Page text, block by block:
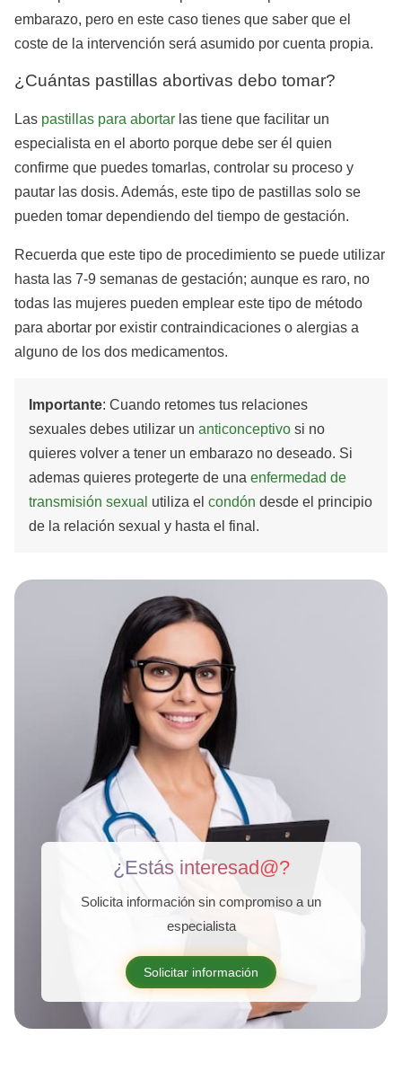
embarazo, pero en este caso tienes que saber que el
coste de la intervención será asumido por cuenta propia.
¿Cuántas pastillas abortivas debo tomar?
Las pastillas para abortar las tiene que facilitar un
especialista en el aborto porque debe ser él quien
confirme que puedes tomarlas, controlar su proceso y
pautar las dosis. Además, este tipo de pastillas solo se
pueden tomar dependiendo del tiempo de gestación.
Recuerda que este tipo de procedimiento se puede utilizar
hasta las 7-9 semanas de gestación; aunque es raro, no
todas las mujeres pueden emplear este tipo de método
para abortar por existir contraindicaciones o alergias a
alguno de los dos medicamentos.
Importante: Cuando retomes tus relaciones
sexuales debes utilizar un anticonceptivo si no
quieres volver a tener un embarazo no deseado. Si
ademas quieres protegerte de una enfermedad de
transmisión sexual utiliza el condón desde el principio
de la relación sexual y hasta el final.
¿Estás interesad@?
Solicita información sin compromiso a un
especialista
Solicitar información